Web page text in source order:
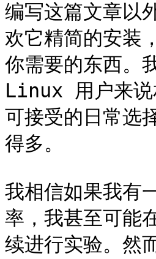
编写这篇文章以
欢它精简的安装
你需要的东西。
Linux 用户来说
可接受的日常选
得多。
我相信如果我有
率，我甚至可能
续进行实验。然